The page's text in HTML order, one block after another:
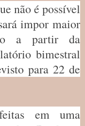
não é possível
impor maior
a partir da
bimestral
para 22 de
em uma